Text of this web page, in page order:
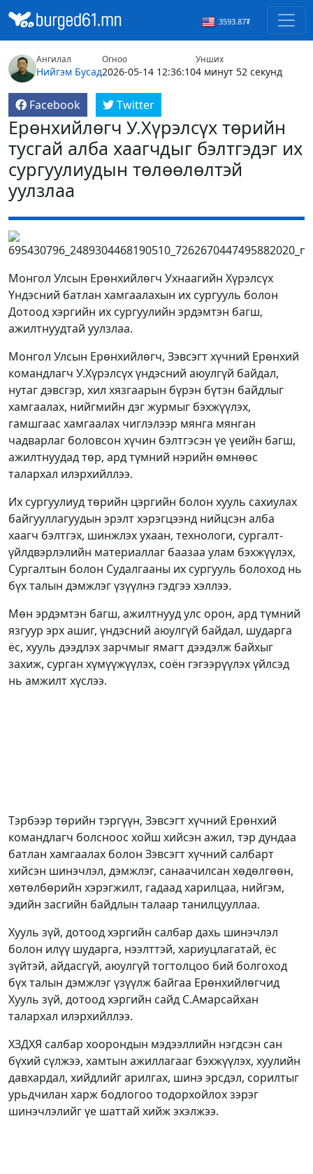
3593.87₮
Ангилал
Нийгэм Бусад
Огноо
2026-05-14 12:36:10
Унших
4 минут 52 секунд
Facebook Twitter
Ерөнхийлөгч У.Хүрэлсүх төрийн
тусгай алба хаагчдыг бэлтгэдэг их
сургуулиудын төлөөлөлтэй
уулзлаа
Монгол Улсын Ерөнхийлөгч Ухнаагийн Хүрэлсүх
Үндэсний батлан хамгаалахын их сургууль болон
Дотоод хэргийн их сургуулийн эрдэмтэн багш,
ажилтнуудтай уулзлаа.
Монгол Улсын Ерөнхийлөгч, Зэвсэгт хүчний Ерөнхий
командлагч У.Хүрэлсүх үндэсний аюулгүй байдал,
нутаг дэвсгэр, хил хязгаарын бүрэн бүтэн байдлыг
хамгаалах, нийгмийн дэг журмыг бэхжүүлэх,
гамшгаас хамгаалах чиглэлээр мянга мянган
чадварлаг боловсон хүчин бэлтгэсэн үе үеийн багш,
ажилтнуудад төр, ард түмний нэрийн өмнөөс
талархал илэрхийллээ.
Их сургуулиуд төрийн цэргийн болон хууль сахиулах
байгууллагуудын эрэлт хэрэгцээнд нийцсэн алба
хаагч бэлтгэх, шинжлэх ухаан, технологи, сургалт-
үйлдвэрлэлийн материаллаг баазаа улам бэхжүүлэх,
Сургалтын болон Судалгааны их сургууль болоход нь
бүх талын дэмжлэг үзүүлнэ гэдгээ хэллээ.
Мөн эрдэмтэн багш, ажилтнууд улс орон, ард түмний
язгуур эрх ашиг, үндэсний аюулгүй байдал, шударга
ёс, хууль дээдлэх зарчмыг ямагт дээдэлж байхыг
захиж, сурган хүмүүжүүлэх, соён гэгээрүүлэх үйлсэд
нь амжилт хүслээ.
Тэрбээр төрийн тэргүүн, Зэвсэгт хүчний Ерөнхий
командлагч болсноос хойш хийсэн ажил, тэр дундаа
батлан хамгаалах болон Зэвсэгт хүчний салбарт
хийсэн шинэчлэл, дэмжлэг, санаачилсан хөдөлгөөн,
хөтөлбөрийн хэрэгжилт, гадаад харилцаа, нийгэм,
эдийн засгийн байдлын талаар танилцууллаа.
Хууль зүй, дотоод хэргийн салбар дахь шинэчлэл
болон илүү шударга, нээлттэй, хариуцлагатай, ёс
зүйтэй, айдасгүй, аюулгүй тогтолцоо бий болгоход
бүх талын дэмжлэг үзүүлж байгаа Ерөнхийлөгчид
Хууль зүй, дотоод хэргийн сайд С.Амарсайхан
талархал илэрхийллээ.
ХЗДХЯ салбар хоорондын мэдээллийн нэгдсэн сан
бүхий сүлжээ, хамтын ажиллагааг бэхжүүлэх, хуулийн
давхардал, хийдлийг арилгах, шинэ эрсдэл, сорилтыг
урьдчилан харж бодлогоо тодорхойлох зэрэг
шинэчлэлийг үе шаттай хийж эхэлжээ.